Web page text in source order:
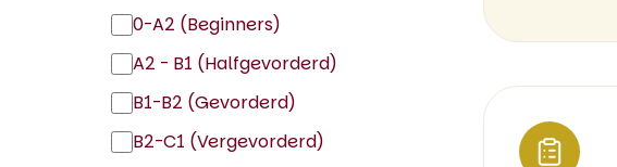
0-A2 (Beginners)
A2 - B1 (Halfgevorderd)
B1-B2 (Gevorderd)
B2-C1 (Vergevorderd)